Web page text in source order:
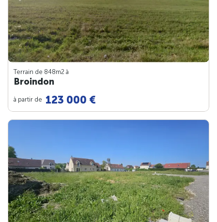
Terrain de 848m2 à
Broindon
à partir de 123 000 €